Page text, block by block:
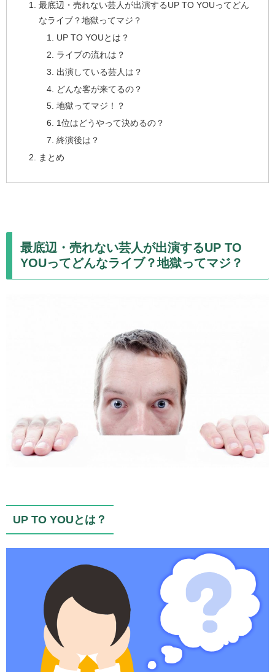
最底辺・売れない芸人が出演するUP TO YOUってどん
なライブ？地獄ってマジ？
UP TO YOUとは？
ライブの流れは？
出演している芸人は？
どんな客が来てるの？
地獄ってマジ！？
1位はどうやって決めるの？
終演後は？
まとめ
最底辺・売れない芸人が出演するUP TO
YOUってどんなライブ？地獄ってマジ？
UP TO YOUとは？